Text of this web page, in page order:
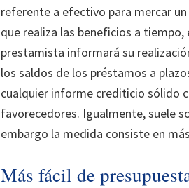
referente a efectivo para mercar
que realiza las beneficios a
prestamista informará su
los saldos de los préstamos a
cualquier informe crediticio sólido
favorecedores. Igualmente, suele
embargo la medida consiste en
Más fácil de